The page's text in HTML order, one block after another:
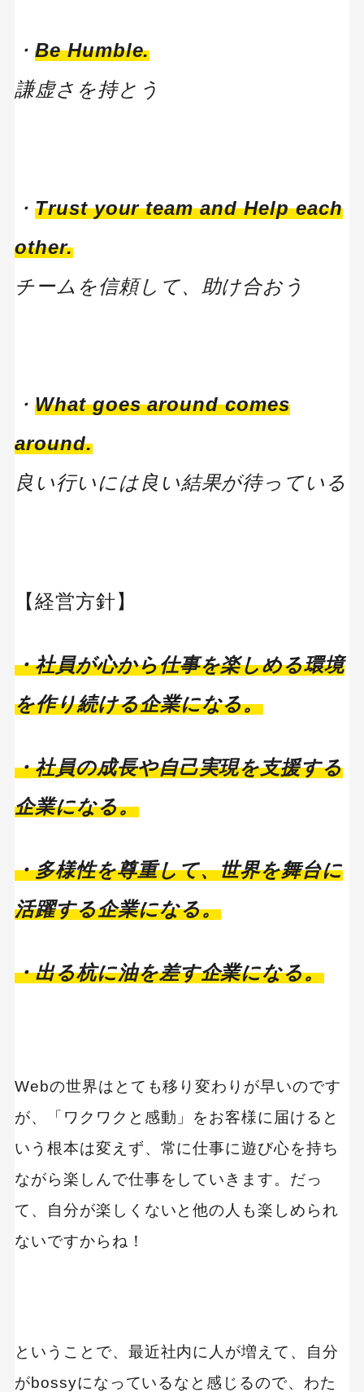
・ Be Humble.
謙虚さを持とう
・ Trust your team and Help each
other.
チームを信頼して、助け合おう
・ What goes around comes
around.
良い行いには良い結果が待っている
【経営方針】
・社員が心から仕事を楽しめる環境
を作り続ける企業になる。
・社員の成長や自己実現を支援する
企業になる。
・多様性を尊重して、世界を舞台に
活躍する企業になる。
・出る杭に油を差す企業になる。
Webの世界はとても移り変わりが早いのです
が、「ワクワクと感動」をお客様に届けると
いう根本は変えず、常に仕事に遊び心を持ち
ながら楽しんで仕事をしていきます。だっ
て、自分が楽しくないと他の人も楽しめられ
ないですからね！
ということで、最近社内に人が増えて、自分
がbossyになっているなと感じるので、わた